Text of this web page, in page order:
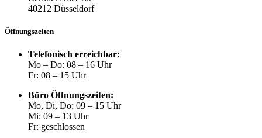
40212 Düsseldorf
Öffnungszeiten
Telefonisch erreichbar:
Mo – Do: 08 – 16 Uhr
Fr: 08 – 15 Uhr
Büro Öffnungszeiten:
Mo, Di, Do: 09 – 15 Uhr
Mi: 09 – 13 Uhr
Fr: geschlossen